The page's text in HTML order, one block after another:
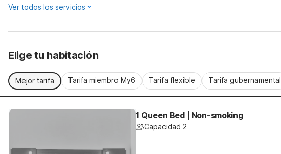
Ver todos los servicios
Elige tu habitación
Mejor tarifa Tarifa miembro My6 Tarifa flexible Tarifa gubernamental
1 Queen Bed | Non-smoking
Capacidad 2